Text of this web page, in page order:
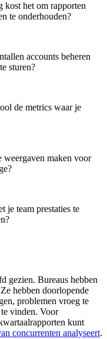
kost het om rapporten
te onderhouden?
accounts beheren
sturen?
de metrics waar je
maken voor
je team prestaties te
gezien. Bureaus hebben
hebben doorlopende
problemen vroeg te
te vinden. Voor
kunt
concurrenten analyseert.